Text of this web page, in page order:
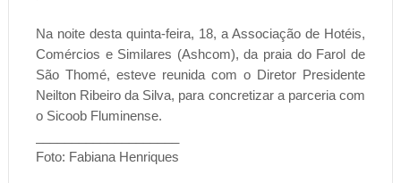
Na noite desta quinta-feira, 18, a Associação de Hotéis,
Comércios e Similares (Ashcom), da praia do Farol de
São Thomé, esteve reunida com o Diretor Presidente
Neilton Ribeiro da Silva, para concretizar a parceria com
o Sicoob Fluminense.
Foto: Fabiana Henriques